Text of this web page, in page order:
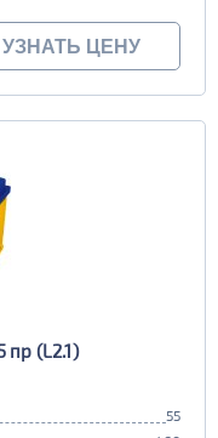
УЗНАТЬ ЦЕНУ
(L2.1)
55